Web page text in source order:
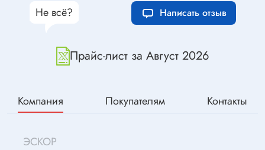
Прайс-лист за Август 2026
Не всё? Написать отзыв
Компания Покупателям Контакты
ЭСКОР